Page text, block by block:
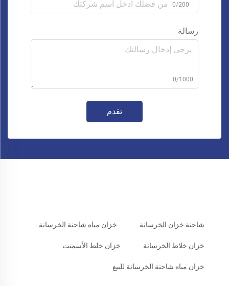
0/200
رسالة
0/1000
تقدم
شاحنة خزان الخرسانة خزان مياه شاحنة الخرسانة
خزان خلاط الخرسانة خزان خلط الأسمنت
خزان مياه شاحنة الخرسانة للبيع